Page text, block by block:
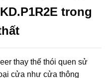
trong
thay thế thói quen sử
cửa như cửa thông